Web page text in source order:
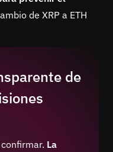
de XRP a ETH
de
La